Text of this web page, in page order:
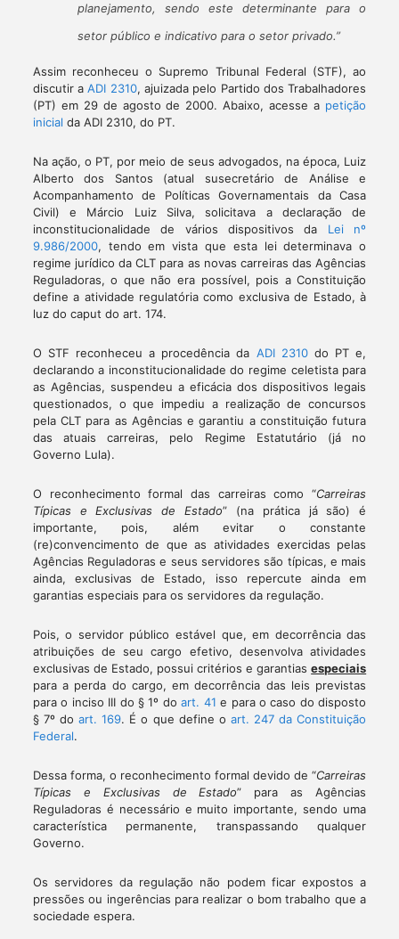
planejamento, sendo este determinante para o
setor público e indicativo para o setor privado.”
Assim reconheceu o Supremo Tribunal Federal (STF), ao
discutir aADI 2310, ajuizada pelo Partido dos Trabalhadores
(PT) em 29 de agosto de 2000. Abaixo, acesse a petição
inicial da ADI 2310, do PT.
Na ação, o PT, por meio de seus advogados, na época, Luiz
Alberto dos Santos (atual susecretário de Análise e
Acompanhamento de Políticas Governamentais da Casa
Civil) e Márcio Luiz Silva, solicitava a declaração de
inconstitucionalidade de vários dispositivos da Lei nº
9.986/2000, tendo em vista que esta lei determinava o
regime jurídico da CLT para as novas carreiras das Agências
Reguladoras, o que não era possível, pois a Constituição
define a atividade regulatória como exclusiva de Estado, à
luz do caput do art. 174.
O STF reconheceu a procedência da ADI 2310do PT e,
declarando a inconstitucionalidade do regime celetista para
as Agências, suspendeu a eficácia dos dispositivos legais
questionados, o que impediu a realização de concursos
pela CLT para as Agências e garantiu a constituição futura
das atuais carreiras, pelo Regime Estatutário (já no
Governo Lula).
O reconhecimento formal das carreiras como “Carreiras
Típicas e Exclusivas de Estado” (na prática já são) é
importante, pois, além evitar o constante
(re)convencimento de que as atividades exercidas pelas
Agências Reguladoras e seus servidores são típicas, e mais
ainda, exclusivas de Estado, isso repercute ainda em
garantias especiais para os servidores da regulação.
Pois, o servidor público estável que, em decorrência das
atribuições de seu cargo efetivo, desenvolva atividades
exclusivas de Estado, possui critérios e garantiasespeciais
para a perda do cargo, em decorrência das leis previstas
para o inciso III do § 1º doart. 41 e para o caso do disposto
§ 7º doart. 169. É o que define o art. 247 da Constituição
Federal.
Dessa forma, o reconhecimento formal devido de “Carreiras
Típicas e Exclusivas de Estado” para as Agências
Reguladoras é necessário e muito importante, sendo uma
característica permanente, transpassando qualquer
Governo.
Os servidores da regulação não podem ficar expostos a
pressões ou ingerências para realizar o bom trabalho que a
sociedade espera.